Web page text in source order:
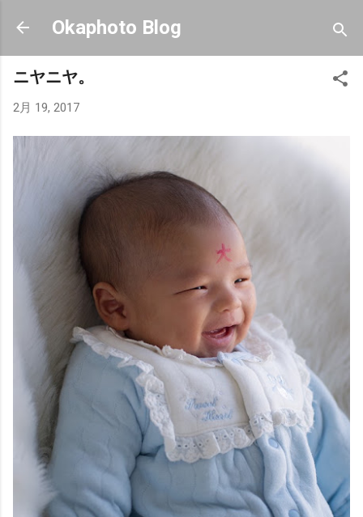
スキップしてメイン コンテンツに移動
Okaphoto Blog
ニヤニヤ。
2月 19, 2017